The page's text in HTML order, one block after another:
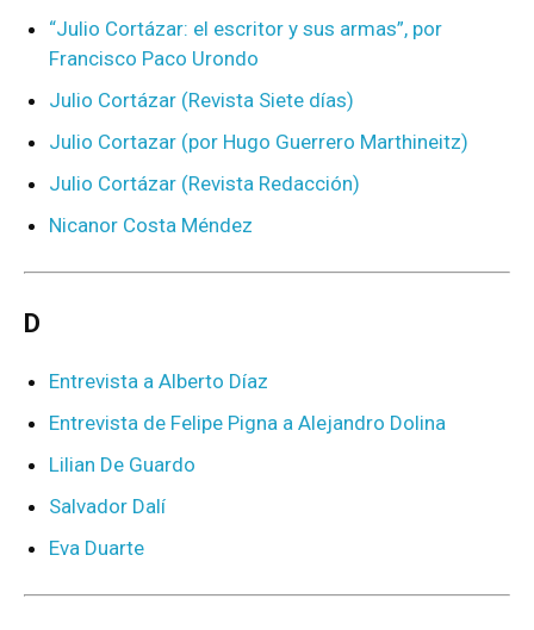
“Julio Cortázar: el escritor y sus armas”, por
Francisco Paco Urondo
Julio Cortázar (Revista Siete días)
Julio Cortazar (por Hugo Guerrero Marthineitz)
Julio Cortázar (Revista Redacción)
Nicanor Costa Méndez
D
Entrevista a Alberto Díaz
Entrevista de Felipe Pigna a Alejandro Dolina
Lilian De Guardo
Salvador Dalí
Eva Duarte